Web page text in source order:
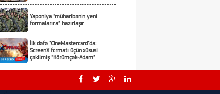
Yaponiya “müharibənin yeni
formalarına” hazırlaşır
İlk dəfə "CineMastercard"da:
ScreenX formatı üçün xüsusi
çəkilmiş “Hörümçək-Adam”
Aİ Ukraynadan raket əleyhinə
vasitələrin tədarükü ilə bağlı sorğu